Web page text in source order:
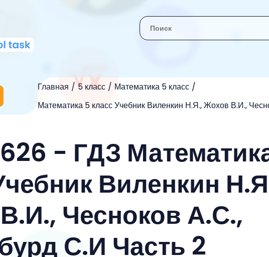
Главная 5 класс
Математика 5 класс
Математика 5 класс Учебник Виленкин Н.Я., Жохов В.И.,
- ГДЗ
Виленкин
Чесноков А.С.,
С.И Часть 2